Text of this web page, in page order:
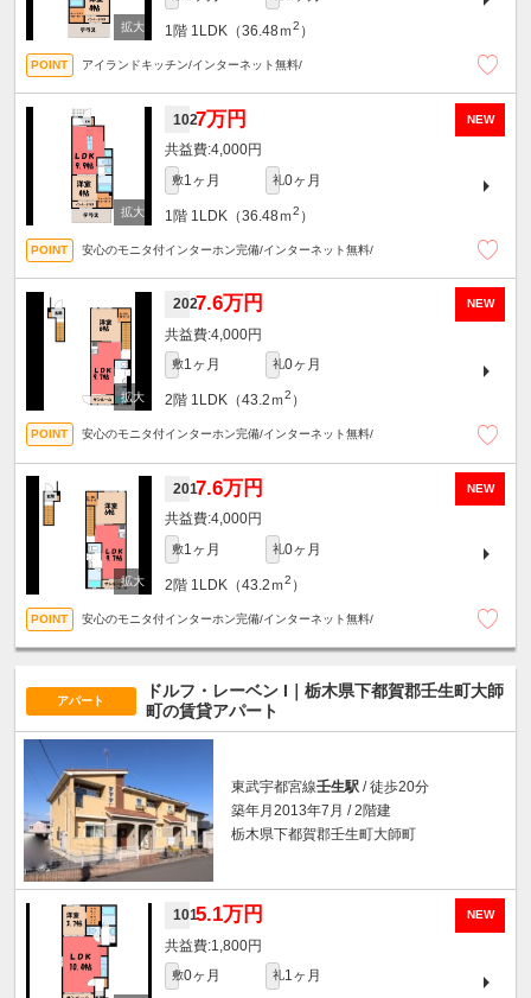
1階 1LDK（36.48ｍ2 ）
アイランドキッチン/インターネット無料/
NEW
1027万円
4,000円
敷1ヶ月 礼0ヶ月
1階 1LDK（36.48ｍ2 ）
安心のモニタ付インターホン完備/インターネット無料/
NEW
2027.6万円
4,000円
敷1ヶ月 礼0ヶ月
2階 1LDK（43.2ｍ2 ）
安心のモニタ付インターホン完備/インターネット無料/
NEW
2017.6万円
4,000円
敷1ヶ月 礼0ヶ月
2階 1LDK（43.2ｍ2 ）
安心のモニタ付インターホン完備/インターネット無料/
アパート
ドルフ・レーベン I｜栃木県下都賀郡壬生町大師
町の賃貸アパート
東武宇都宮線壬生駅 / 徒歩20分
築年月2013年7月 / 2階建
栃木県下都賀郡壬生町大師町
NEW
1015.1万円
1,800円
敷0ヶ月 礼1ヶ月